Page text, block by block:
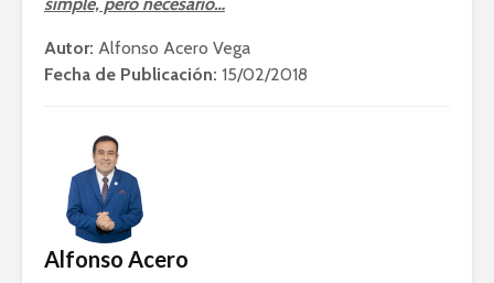
Autor: Alfonso Acero Vega
Fecha de Publicación: 15/02/2018
Alfonso Acero